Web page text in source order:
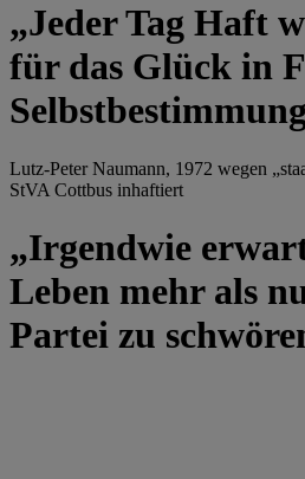
„Jeder Tag Haft
für das Glück in
Lutz-Peter Naumann, 1972 wegen
StVA Cottbus inhaftiert
„Irgendwie
Leben mehr als
Partei zu